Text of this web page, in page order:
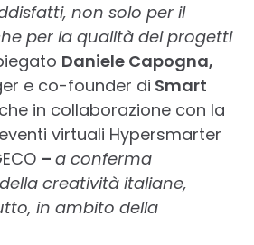
non solo per il
per la qualità dei progetti
Daniele Capogna,
e co-founder di Smart
in collaborazione con la
virtuali Hypersmarter
– a conferma
creatività italiane,
in ambito della